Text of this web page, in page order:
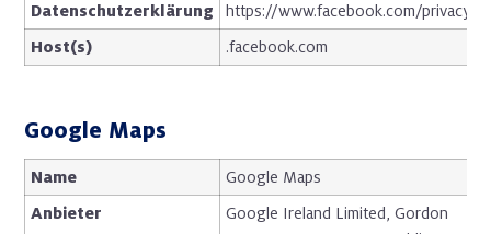
Datenschutzerklärung https://www.facebook.com/privacy/
Host(s) .facebook.com
Google Maps
Name Google Maps
Anbieter
Google Ireland Limited, Gordon